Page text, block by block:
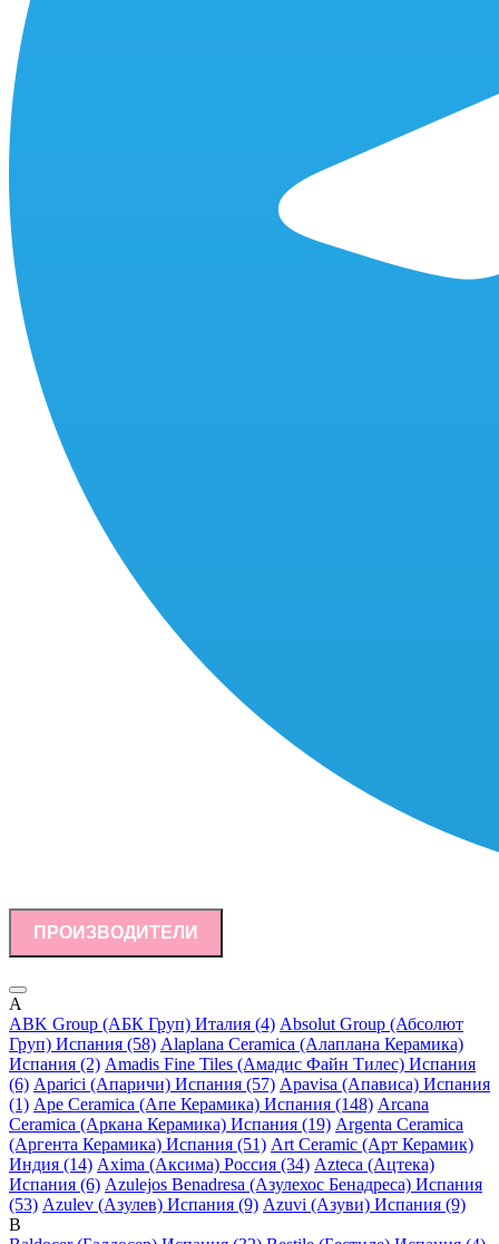
ПРОИЗВОДИТЕЛИ
A
ABK Group (АБК Груп) Италия (4) Absolut Group (Абсолют
Груп) Испания (58) Alaplana Ceramica (Алаплана Керамика)
Испания (2) Amadis Fine Tiles (Амадис Файн Тилес) Испания
(6) Aparici (Апаричи) Испания (57) Apavisa (Апависа) Испания
(1) Ape Ceramica (Апе Керамика) Испания (148) Arcana
Ceramica (Аркана Керамика) Испания (19) Argenta Ceramica
(Аргента Керамика) Испания (51) Art Ceramic (Арт Керамик)
Индия (14) Axima (Аксима) Россия (34) Azteca (Ацтека)
Испания (6) Azulejos Benadresa (Азулехос Бенадреса) Испания
(53) Azulev (Азулев) Испания (9) Azuvi (Азуви) Испания (9)
B